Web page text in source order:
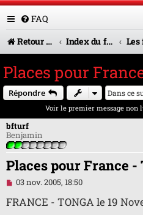
FAQ
Retour vers le site U.A.G.R.
Index du forum
Places pour
Répondre
Voir le premier message non
bfturf
Benjamin
Places pour France -
M
s
s
03 nov. 2005, 18:50
FRANCE - TONGA le 19